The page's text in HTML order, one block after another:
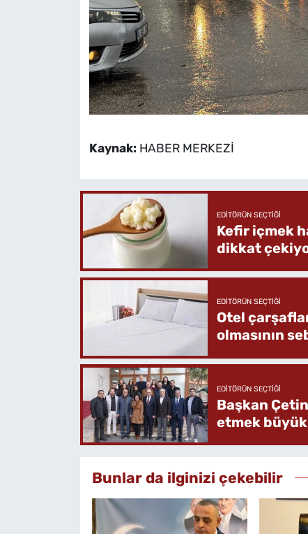
Kaynak: HABER MERKEZİ
EDITÖRÜN SEÇTIĞI
Kefir içmek
dikkat
EDITÖRÜN SEÇTIĞI
Otel
olmasının
EDITÖRÜN SEÇTIĞI
Başkan
etmek büyük
Bunlar da ilginizi çekebilir